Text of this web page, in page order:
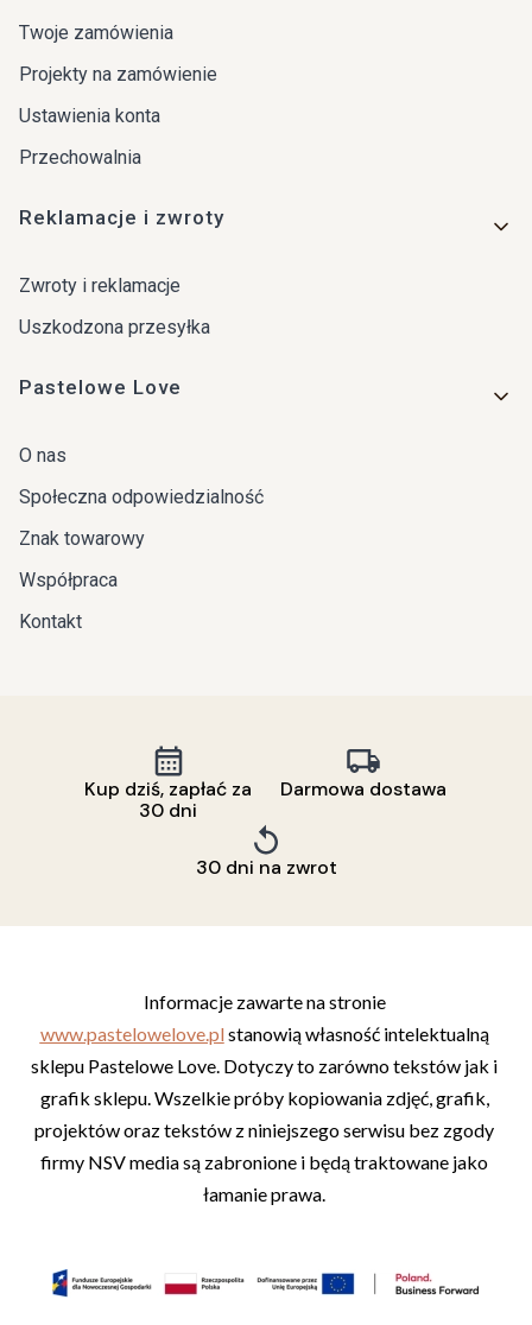
Twoje zamówienia
Projekty na zamówienie
Ustawienia konta
Przechowalnia
Reklamacje i zwroty
Zwroty i reklamacje
Uszkodzona przesyłka
Pastelowe Love
O nas
Społeczna odpowiedzialność
Znak towarowy
Współpraca
Kontakt
Kup dziś, zapłać za
30 dni
Darmowa dostawa
30 dni na zwrot
Informacje zawarte na stronie
www.pastelowelove.pl stanowią własność intelektualną
sklepu Pastelowe Love. Dotyczy to zarówno tekstów jak i
grafik sklepu. Wszelkie próby kopiowania zdjęć, grafik,
projektów oraz tekstów z niniejszego serwisu bez zgody
firmy NSV media są zabronione i będą traktowane jako
łamanie prawa.